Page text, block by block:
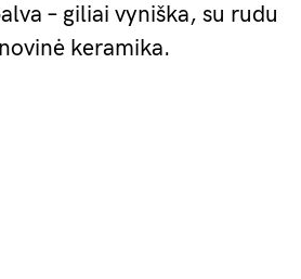
– giliai vyniška, su rudu
keramika.